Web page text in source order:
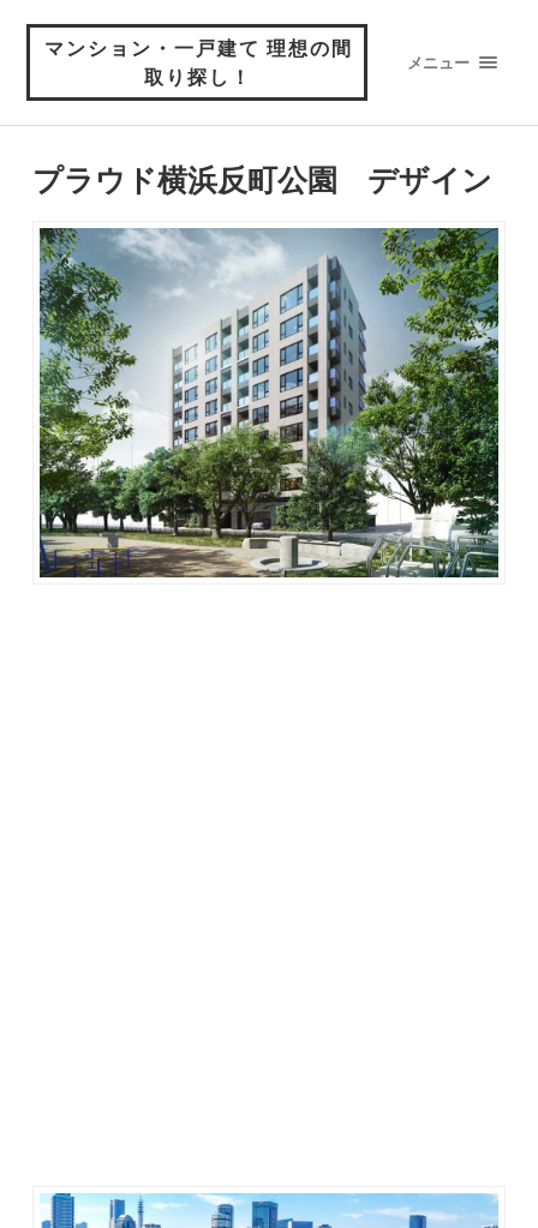
マンション・一戸建て 理想の間
取り探し！
メニュー
プラウド横浜反町公園 デザイン